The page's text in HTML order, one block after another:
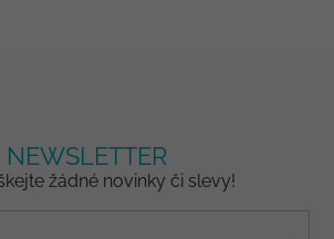
NEWSLETTER
žádné novinky či slevy!